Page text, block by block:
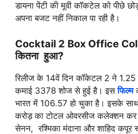
डायना पेंटी की मूवी कॉकटेल को पीछे
अपना बजट नहीं निकाल पा रही है।
Cocktail 2 Box Office
कितना हुआ?
रिलीज के 14वें दिन कॉकेटल 2 ने 1.25
कमाई 3378 शोज से हुई है। इसफिल्म
भारत में 106.57 हो चुका है। इसके
करोड़ का टोटल ओवरसीज कलेक्शन कर
सेनन, रश्मिका मंदाना और शाहिद कपूर